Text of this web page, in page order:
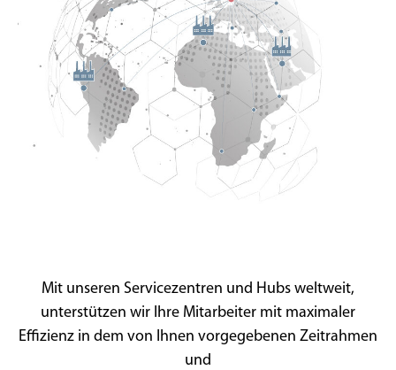
Mit unseren Servicezentren und Hubs weltweit,
unterstützen wir Ihre Mitarbeiter mit maximaler
Effizienz in dem von Ihnen vorgegebenen Zeitrahmen
und